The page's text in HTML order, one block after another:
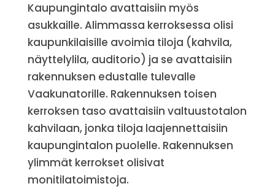
Kaupungintalo avattaisiin myös
asukkaille. Alimmassa kerroksessa olisi
kaupunkilaisille avoimia tiloja (kahvila,
näyttelylila, auditorio) ja se avattaisiin
rakennuksen edustalle tulevalle
Vaakunatorille. Rakennuksen toisen
kerroksen taso avattaisiin valtuustotalon
kahvilaan, jonka tiloja laajennettaisiin
kaupungintalon puolelle. Rakennuksen
ylimmät kerrokset olisivat
monitilatoimistoja.